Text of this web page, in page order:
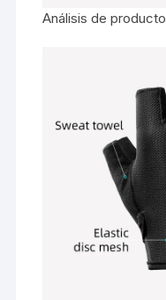
Análisis de producto